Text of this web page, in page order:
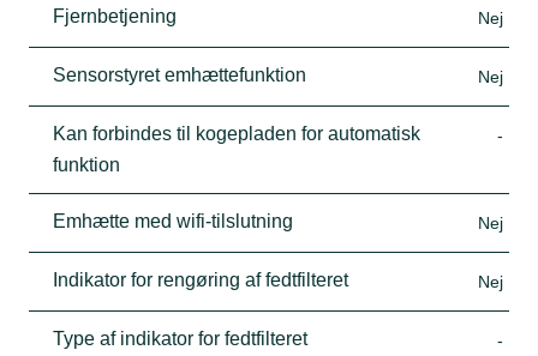
Fjernbetjening Nej
Sensorstyret emhættefunktion Nej
Kan forbindes til kogepladen for automatisk
funktion
-
Emhætte med wifi-tilslutning Nej
Indikator for rengøring af fedtfilteret Nej
Type af indikator for fedtfilteret -